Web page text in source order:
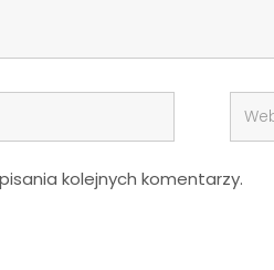
kolejnych komentarzy.